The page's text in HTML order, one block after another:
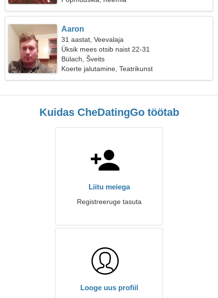
Aaron
31 aastat, Veevalaja
Üksik mees otsib naist 22-31
Bülach, Šveits
Koerte jalutamine, Teatrikunst
Kuidas CheDatingGo töötab
Liitu meiega
Registreeruge tasuta
Looge uus profiil